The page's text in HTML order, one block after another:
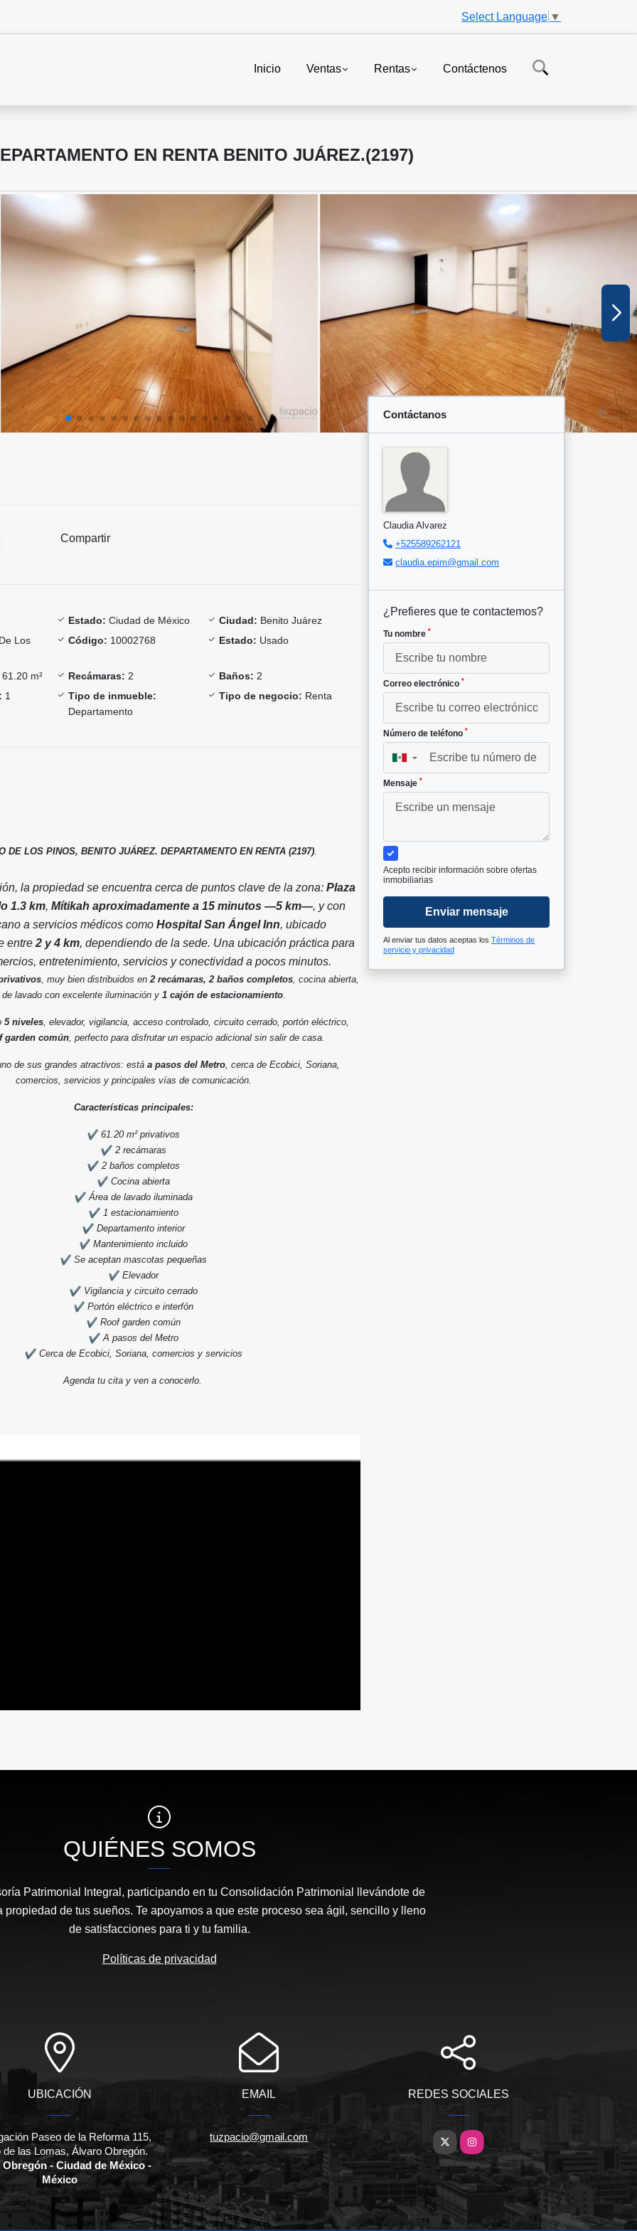
Select Language ▼
Inicio Ventas Rentas Contáctenos
EN RENTA BENITO JUÁREZ.(2197)
Compartir
Estado: Ciudad de México Ciudad: Benito Juárez
Los
Código: 10002768 Estado: Usado
61.20 m² Recámaras: 2 Baños: 2
1
Tipo de inmueble:
Departamento
Tipo de negocio: Renta
DE LOS PINOS, BENITO JUÁREZ. DEPARTAMENTO EN RENTA (2197).
la propiedad se encuentra cerca de puntos clave de la zona: Plaza
1.3 km, Mítikah aproximadamente a 15 minutos —5 km—, y con
a servicios médicos como Hospital San Ángel Inn, ubicado
entre 2 y 4 km, dependiendo de la sede. Una ubicación práctica para
entretenimiento, servicios y conectividad a pocos minutos.
, muy bien distribuidos en 2 recámaras, 2 baños completos , cocina abierta,
de lavado con excelente iluminación y 1 cajón de estacionamiento
5 niveles , elevador, vigilancia, acceso controlado, circuito cerrado, portón eléctrico,
garden común, perfecto para disfrutar un espacio adicional sin salir de casa.
de sus grandes atractivos: está a pasos del Metro , cerca de Ecobici, Soriana,
comercios, servicios y principales vías de comunicación.
Características principales:
61.20 m² privativos
2 recámaras
2 baños completos
Cocina abierta
Área de lavado iluminada
1 estacionamiento
Departamento interior
Mantenimiento incluido
Se aceptan mascotas pequeñas
Elevador
Vigilancia y circuito cerrado
Portón eléctrico e interfón
Roof garden común
A pasos del Metro
Cerca de Ecobici, Soriana, comercios y servicios
Agenda tu cita y ven a conocerlo.
Contáctanos
Claudia Alvarez
+525589262121
claudia.epim@gmail.com
¿Prefieres que te contactemos?
Tu nombre *
Correo electrónico *
Número de teléfono *
▼
Mensaje *
Acepto recibir información sobre ofertas
inmobiliarias
Enviar mensaje
Al enviar tus datos aceptas los Términos de
servicio y privacidad
QUIÉNES SOMOS
Patrimonial Integral, participando en tu Consolidación Patrimonial llevándote de
propiedad de tus sueños. Te apoyamos a que este proceso sea ágil, sencillo y lleno
de satisfacciones para ti y tu familia.
Políticas de privacidad
UBICACIÓN
Paseo de la Reforma 115,
de las Lomas, Álvaro Obregón.
- Ciudad de México -
México
EMAIL
tuzpacio@gmail.com
REDES SOCIALES
X Instagram